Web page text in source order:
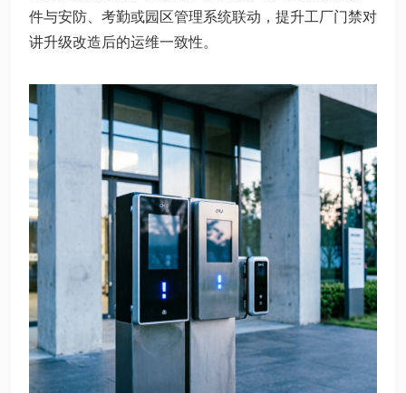
件与安防、考勤或园区管理系统联动，提升工厂门禁对
讲升级改造后的运维一致性。